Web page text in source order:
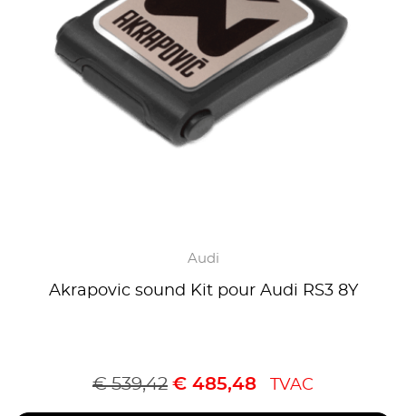
Audi
Akrapovic sound Kit pour Audi RS3 8Y
€539,42 € 485,48 TVAC